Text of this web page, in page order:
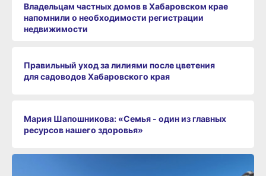
Владельцам частных домов в Хабаровском крае
напомнили о необходимости регистрации
недвижимости
Правильный уход за лилиями после цветения
для садоводов Хабаровского края
Мария Шапошникова: «Семья - один из главных
ресурсов нашего здоровья»